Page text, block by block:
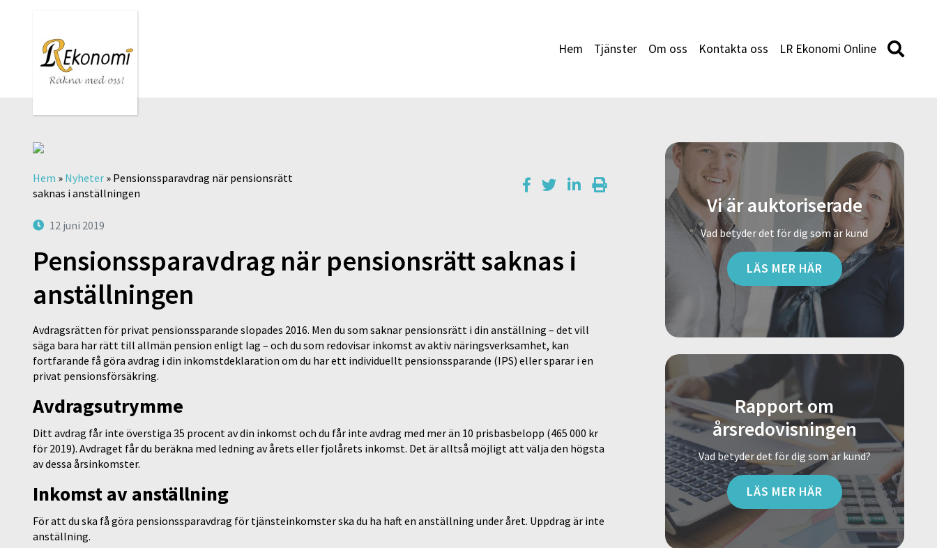
Hem Tjänster Om oss Kontakta oss LR Ekonomi Online
Hem » Nyheter » Pensionssparavdrag när pensionsrätt
saknas i anställningen
12 juni 2019
Pensionssparavdrag när pensionsrätt saknas i
anställningen
Avdragsrätten för privat pensionssparande slopades 2016. Men du som saknar pensionsrätt i din anställning – det vill
säga bara har rätt till allmän pension enligt lag – och du som redovisar inkomst av aktiv näringsverksamhet, kan
fortfarande få göra avdrag i din inkomstdeklaration om du har ett individuellt pensionssparande (IPS) eller sparar i en
privat pensionsförsäkring.
Avdragsutrymme
Ditt avdrag får inte överstiga 35 procent av din inkomst och du får inte avdrag med mer än 10 prisbasbelopp (465 000 kr
för 2019). Avdraget får du beräkna med ledning av årets eller fjolårets inkomst. Det är alltså möjligt att välja den högsta
av dessa årsinkomster.
Inkomst av anställning
För att du ska få göra pensionssparavdrag för tjänsteinkomster ska du ha haft en anställning under året. Uppdrag är inte
anställning.
Vi är auktoriserade
Vad betyder det för dig som är kund
LÄS MER HÄR
Rapport om
årsredovisningen
Vad betyder det för dig som är kund?
LÄS MER HÄR